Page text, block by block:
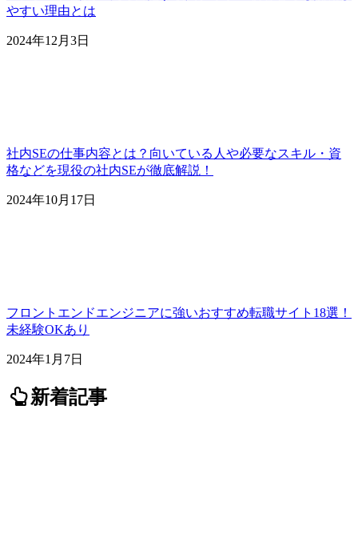
やすい理由とは
2024年12月3日
社内SEの仕事内容とは？向いている人や必要なスキル・資
格などを現役の社内SEが徹底解説！
2024年10月17日
フロントエンドエンジニアに強いおすすめ転職サイト18選！
未経験OKあり
2024年1月7日
新着記事